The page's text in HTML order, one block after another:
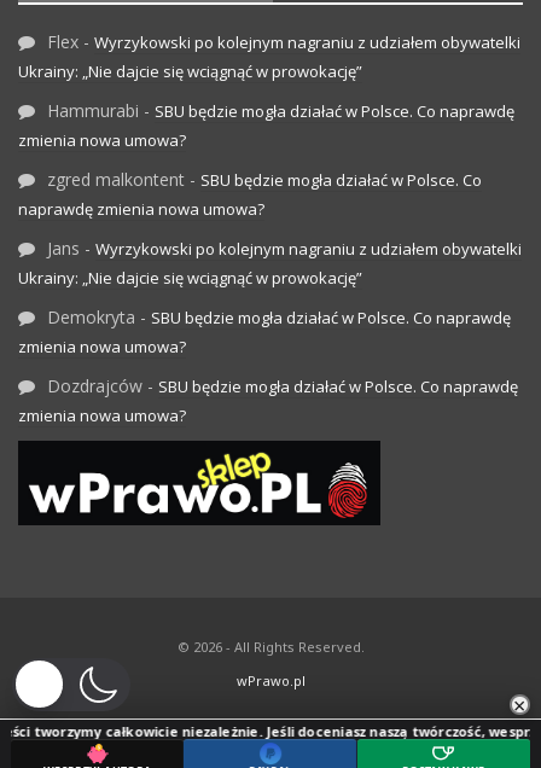
Flex - Wyrzykowski po kolejnym nagraniu z udziałem obywatelki
Ukrainy: „Nie dajcie się wciągnąć w prowokację”
Hammurabi - SBU będzie mogła działać w Polsce. Co naprawdę
zmienia nowa umowa?
zgred malkontent - SBU będzie mogła działać w Polsce. Co
naprawdę zmienia nowa umowa?
Jans - Wyrzykowski po kolejnym nagraniu z udziałem obywatelki
Ukrainy: „Nie dajcie się wciągnąć w prowokację”
Demokryta - SBU będzie mogła działać w Polsce. Co naprawdę
zmienia nowa umowa?
Dozdrajców - SBU będzie mogła działać w Polsce. Co naprawdę
zmienia nowa umowa?
© 2026 - All Rights Reserved.
wPrawo.pl
×
tworzymy całkowicie niezależnie. Jeśli doceniasz naszą twórczość, wesprzyj